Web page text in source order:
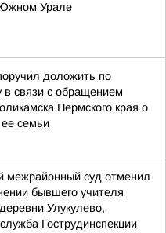
Урале
доложить по
в связи с обращением
Пермского края о
семьи
межрайонный суд отменил
бывшего учителя
Улукулево,
Гострудинспекции